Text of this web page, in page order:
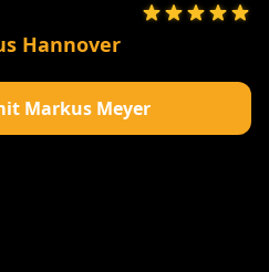
Hannover
Markus Meyer